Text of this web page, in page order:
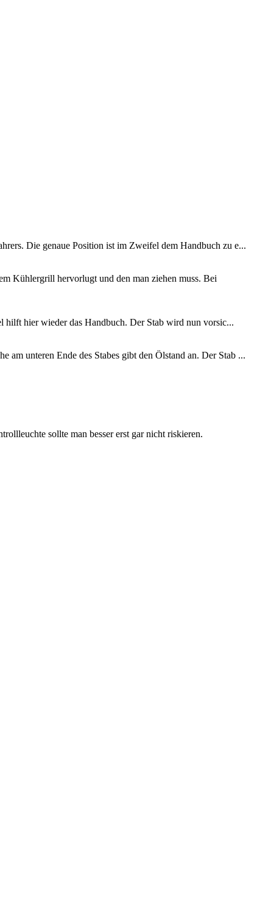
Die genaue Position ist im Zweifel dem Handbuch zu e...
Kühlergrill hervorlugt und den man ziehen muss. Bei
hilft hier wieder das Handbuch. Der Stab wird nun vorsic...
am unteren Ende des Stabes gibt den Ölstand an. Der Stab ...
sollte man besser erst gar nicht riskieren.